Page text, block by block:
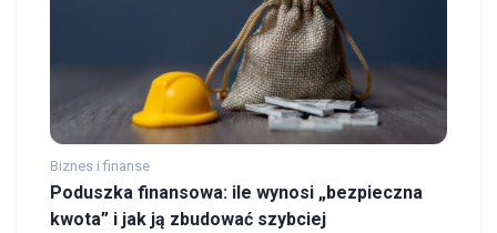
Biznes i finanse
Poduszka finansowa: ile wynosi „bezpieczna
kwota” i jak ją zbudować szybciej